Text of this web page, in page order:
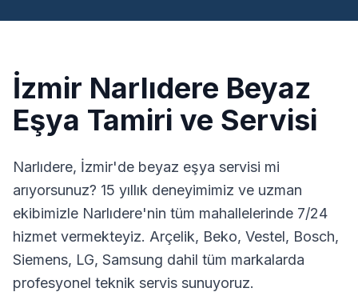
İzmir Narlıdere Beyaz
Eşya Tamiri ve Servisi
Narlıdere, İzmir'de beyaz eşya servisi mi
arıyorsunuz? 15 yıllık deneyimimiz ve uzman
ekibimizle Narlıdere'nin tüm mahallelerinde 7/24
hizmet vermekteyiz. Arçelik, Beko, Vestel, Bosch,
Siemens, LG, Samsung dahil tüm markalarda
profesyonel teknik servis sunuyoruz.